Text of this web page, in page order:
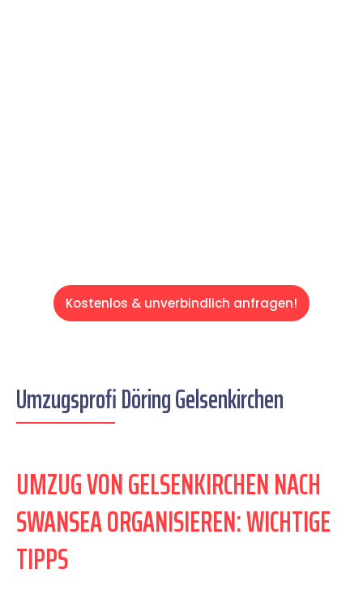
Kostenlos & unverbindlich anfragen!
Umzugsprofi Döring Gelsenkirchen
UMZUG VON GELSENKIRCHEN NACH
SWANSEA ORGANISIEREN: WICHTIGE
TIPPS